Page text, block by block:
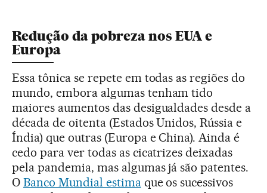
Redução da pobreza nos EUA e
Europa
Essa tônica se repete em todas as regiões do
mundo, embora algumas tenham tido
maiores aumentos das desigualdades desde a
década de oitenta (Estados Unidos, Rússia e
Índia) que outras (Europa e China). Ainda é
cedo para ver todas as cicatrizes deixadas
pela pandemia, mas algumas já são patentes.
O Banco Mundial estimaque os sucessivos